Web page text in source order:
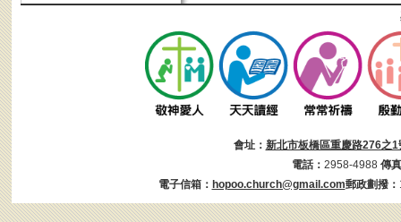
會址： 新北市板橋區重慶路276之1
電話： 2958-4988 傳
電子信箱： hopoo.church@gmail.com郵政劃撥：